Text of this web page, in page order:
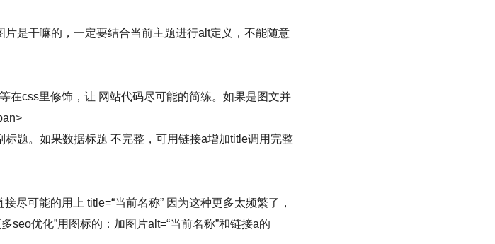
是干嘛的，一定要结合当前主题进行alt定义，不能随意
在css里修饰，让 网站代码尽可能的简练。如果是图文并
题。如果数据标题 不完整，可用链接a增加title调用完整
尽可能的用上 title=“当前名称” 因为这种更多太频繁了，
seo优化”用图标的：加图片alt=“当前名称”和链接a的